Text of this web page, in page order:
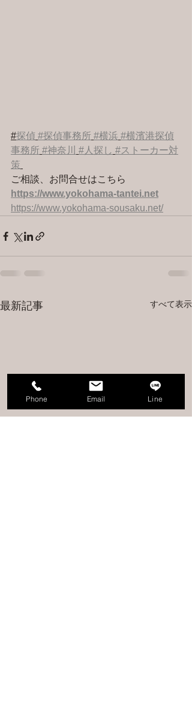
#探偵 #探偵事務所 #横浜 #横濱港探偵
事務所 #神奈川 #人探し #ストーカー対
策
ご相談、お問合せはこちら
https://www.yokohama-tantei.net
https://www.yokohama-sousaku.net/
最新記事 すべて表示
Phone Email Line